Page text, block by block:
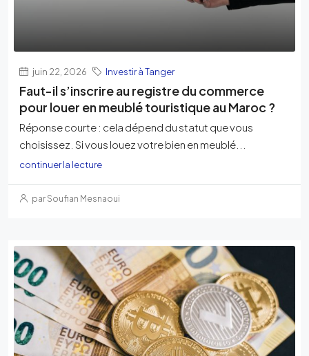
juin 22, 2026 Investir à Tanger
Faut-il s’inscrire au registre du commerce
pour louer en meublé touristique au Maroc ?
Réponse courte : cela dépend du statut que vous
choisissez. Si vous louez votre bien en meublé...
continuer la lecture
par Soufian Mesnaoui